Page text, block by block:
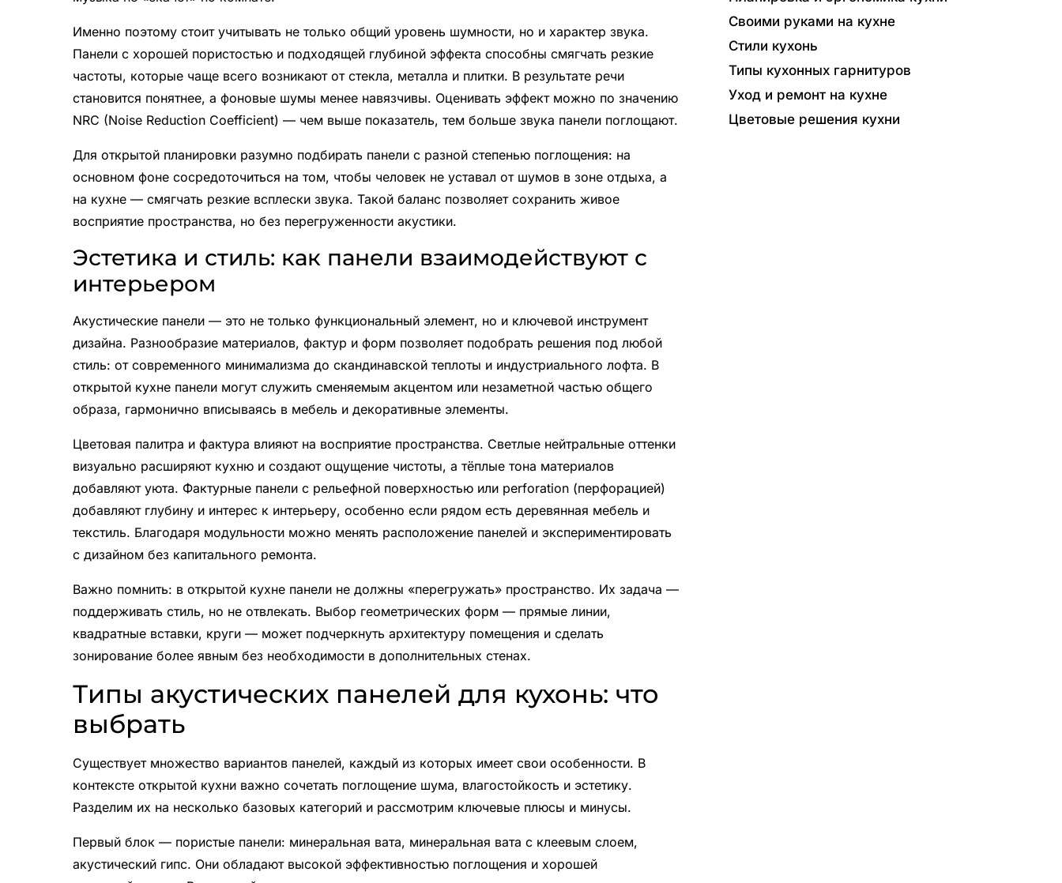
Именно поэтому стоит учитывать не только общий уровень шумности, но и характер звука.
Панели с хорошей пористостью и подходящей глубиной эффекта способны смягчать резкие
частоты, которые чаще всего возникают от стекла, металла и плитки. В результате речи
становится понятнее, а фоновые шумы менее навязчивы. Оценивать эффект можно по значению
NRC (Noise Reduction Coefficient) — чем выше показатель, тем больше звука панели поглощают.
Для открытой планировки разумно подбирать панели с разной степенью поглощения: на
основном фоне сосредоточиться на том, чтобы человек не уставал от шумов в зоне отдыха, а
на кухне — смягчать резкие всплески звука. Такой баланс позволяет сохранить живое
восприятие пространства, но без перегруженности акустики.
Эстетика и стиль: как панели взаимодействуют с
интерьером
Акустические панели — это не только функциональный элемент, но и ключевой инструмент
дизайна. Разнообразие материалов, фактур и форм позволяет подобрать решения под любой
стиль: от современного минимализма до скандинавской теплоты и индустриального лофта. В
открытой кухне панели могут служить сменяемым акцентом или незаметной частью общего
образа, гармонично вписываясь в мебель и декоративные элементы.
Цветовая палитра и фактура влияют на восприятие пространства. Светлые нейтральные оттенки
визуально расширяют кухню и создают ощущение чистоты, а тёплые тона материалов
добавляют уюта. Фактурные панели с рельефной поверхностью или perforation (перфорацией)
добавляют глубину и интерес к интерьеру, особенно если рядом есть деревянная мебель и
текстиль. Благодаря модульности можно менять расположение панелей и экспериментировать
с дизайном без капитального ремонта.
Важно помнить: в открытой кухне панели не должны «перегружать» пространство. Их задача —
поддерживать стиль, но не отвлекать. Выбор геометрических форм — прямые линии,
квадратные вставки, круги — может подчеркнуть архитектуру помещения и сделать
зонирование более явным без необходимости в дополнительных стенах.
Типы акустических панелей для кухонь: что
выбрать
Существует множество вариантов панелей, каждый из которых имеет свои особенности. В
контексте открытой кухни важно сочетать поглощение шума, влагостойкость и эстетику.
Разделим их на несколько базовых категорий и рассмотрим ключевые плюсы и минусы.
Первый блок — пористые панели: минеральная вата, минеральная вата с клеевым слоем,
акустический гипс. Они обладают высокой эффективностью поглощения и хорошей
Своими руками на кухне
Стили кухонь
Типы кухонных гарнитуров
Уход и ремонт на кухне
Цветовые решения кухни